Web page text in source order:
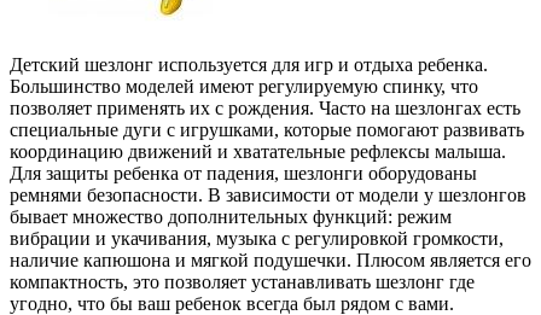
Детский шезлонг используется для игр и отдыха ребенка.
Большинство моделей имеют регулируемую спинку, что
позволяет применять их с рождения. Часто на шезлонгах есть
специальные дуги с игрушками, которые помогают развивать
координацию движений и хватательные рефлексы малыша.
Для защиты ребенка от падения, шезлонги оборудованы
ремнями безопасности. В зависимости от модели у шезлонгов
бывает множество дополнительных функций: режим
вибрации и укачивания, музыка с регулировкой громкости,
наличие капюшона и мягкой подушечки. Плюсом является его
компактность, это позволяет устанавливать шезлонг где
угодно, что бы ваш ребенок всегда был рядом с вами.